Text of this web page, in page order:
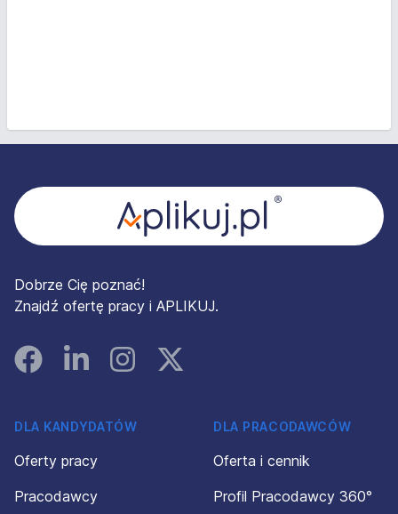
Dobrze Cię poznać!
Znajdź ofertę pracy i APLIKUJ.
FacebookLinked InInstagramInstagram
DLA KANDYDATÓW
Oferty pracy
Pracodawcy
DLA PRACODAWCÓW
Oferta i cennik
Profil Pracodawcy 360°